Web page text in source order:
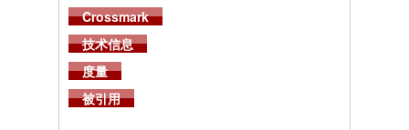
Crossmark
技术信息
度量
被引用